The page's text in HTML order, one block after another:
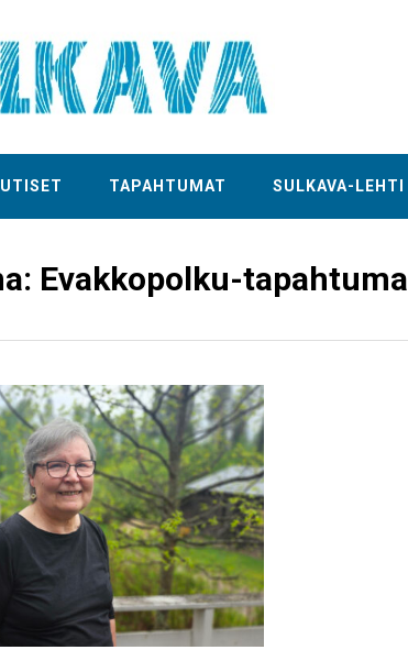
TAPAHTUMAT SULKAVA-LEHTI
Evakkopolku-tapahtuma